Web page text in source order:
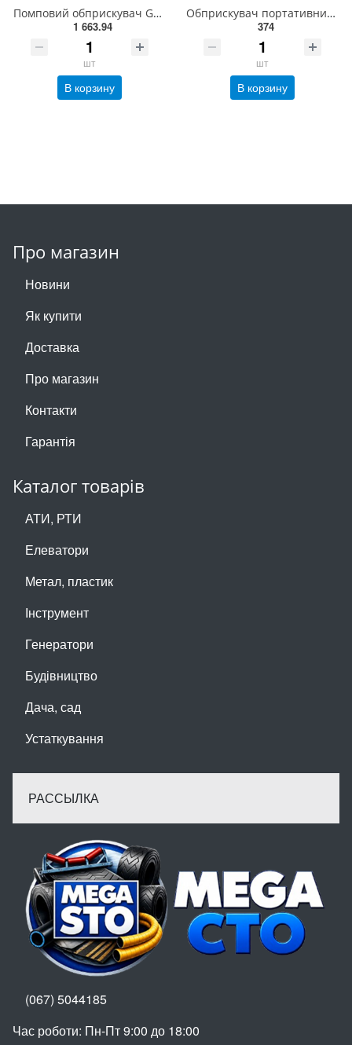
Помповий обприскувач GARDENA 1,25 л(11120-20.000.00)
1 663.94
шт
В корзину
Обприскувач портативний ручний Jacto НН-1.5, 1,5л, 0,365 кг (Jacto, 1240001)
374
шт
В корзину
Про магазин
Новини
Як купити
Доставка
Про магазин
Контакти
Гарантія
Каталог товарів
АТИ, РТИ
Елеватори
Метал, пластик
Інструмент
Генератори
Будівництво
Дача, сад
Устаткування
РАССЫЛКА
(067) 5044185
Час роботи: Пн-Пт 9:00 до 18:00